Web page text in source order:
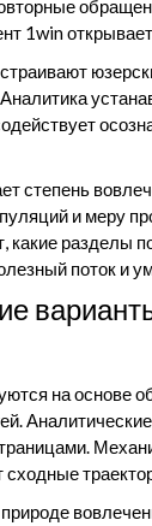
1win
степень
и меру
какие разделы
поток и
на основе